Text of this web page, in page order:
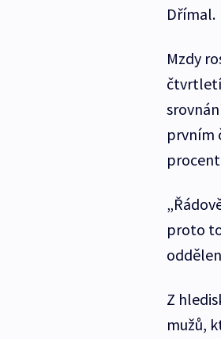
Dřímal.
Mzdy
čtvrtletí
prvním
proto
Z
mužů,